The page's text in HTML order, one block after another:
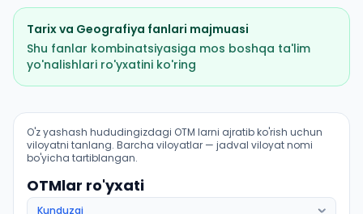
Tarixva Geografiya fanlari majmuasi
Shu fanlar kombinatsiyasiga mos boshqa ta'lim
yo'nalishlari ro'yxatini ko'ring
Tarix (Yakkabogʻ tumani): OTM lar bo'yicha kirish
O'z yashash hududingizdagi OTM larni ajratib ko'rish uchun
viloyatni tanlang. Barcha viloyatlar — jadval viloyat nomi
bo'yicha tartiblangan.
OTMlar ro'yxati